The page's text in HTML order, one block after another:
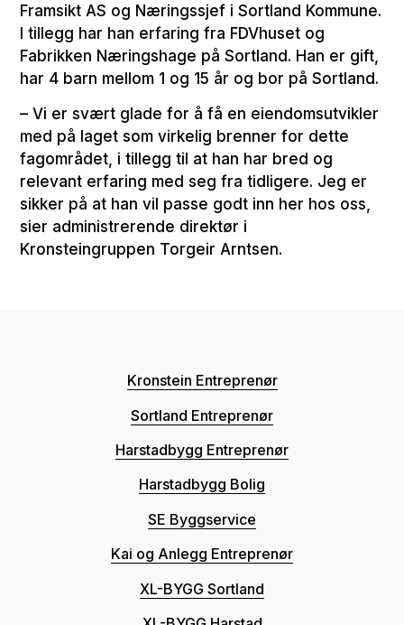
Framsikt AS og Næringssjef i Sortland Kommune.
I tillegg har han erfaring fra FDVhuset og
Fabrikken Næringshage på Sortland. Han er gift,
har 4 barn mellom 1 og 15 år og bor på Sortland.
– Vi er svært glade for å få en eiendomsutvikler
med på laget som virkelig brenner for dette
fagområdet, i tillegg til at han har bred og
relevant erfaring med seg fra tidligere. Jeg er
sikker på at han vil passe godt inn her hos oss,
sier administrerende direktør i
Kronsteingruppen Torgeir Arntsen.
Kronstein Entreprenør
Sortland Entreprenør
Harstadbygg Entreprenør
Harstadbygg Bolig
SE Byggservice
Kai og Anlegg Entreprenør
XL-BYGG Sortland